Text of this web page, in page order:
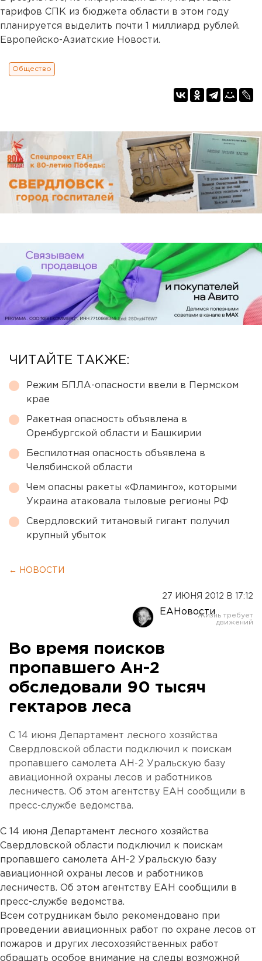
тарифов СПК из бюджета области в этом году
планируется выделить почти 1 миллиард рублей.
Европейско-Азиатские Новости.
Общество
ЧИТАЙТЕ ТАКЖЕ:
Режим БПЛА-опасности ввели в Пермском
крае
Ракетная опасность объявлена в
Оренбургской области и Башкирии
Беспилотная опасность объявлена в
Челябинской области
Чем опасны ракеты «Фламинго», которыми
Украина атаковала тыловые регионы РФ
Свердловский титановый гигант получил
крупный убыток
← НОВОСТИ
27 ИЮНЯ 2012 В 17:12
ЕАНовости
Во время поисков
пропавшего Ан-2
обследовали 90 тысяч
гектаров леса
С 14 июня Департамент лесного хозяйства
Свердловской области подключил к поискам
пропавшего самолета АН-2 Уральскую базу
авиационной охраны лесов и работников
лесничеств. Об этом агентству ЕАН сообщили в
пресс-службе ведомства.
С 14 июня Департамент лесного хозяйства
Свердловской области подключил к поискам
пропавшего самолета АН-2 Уральскую базу
авиационной охраны лесов и работников
лесничеств. Об этом агентству ЕАН сообщили в
пресс-службе ведомства.
Всем сотрудникам было рекомендовано при
проведении авиационных работ по охране лесов от
пожаров и других лесохозяйственных работ
обращать особое внимание на следы возможной